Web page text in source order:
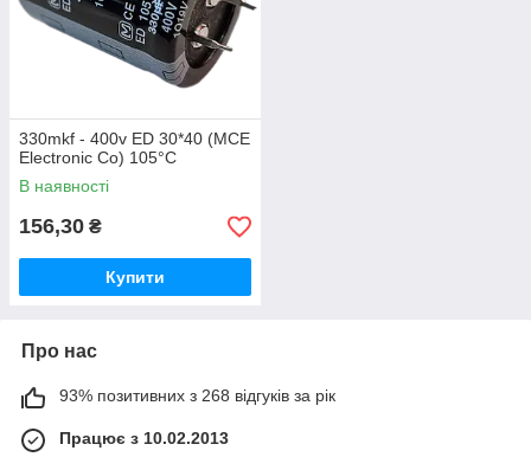
330mkf - 400v ED 30*40 (MCE
Electronic Co) 105°C
В наявності
156,30 ₴
Купити
Про нас
93% позитивних з 268 відгуків за рік
Працює з 10.02.2013